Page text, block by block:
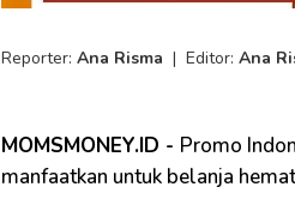
Reporter: Ana Risma | Editor: Ana
MOMSMONEY.ID - Promo
manfaatkan untuk belanja